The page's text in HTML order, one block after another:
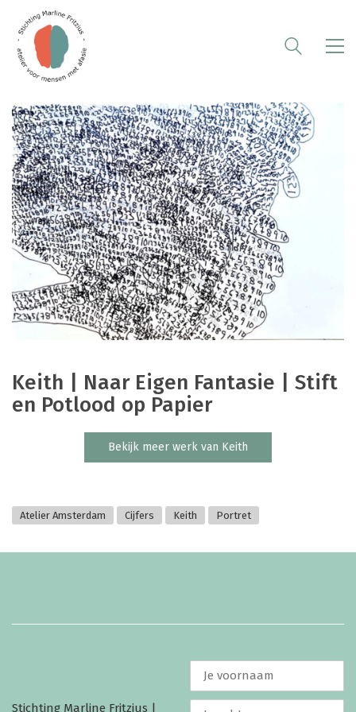
Keith | Naar Eigen Fantasie | Stift
en Potlood op Papier
Bekijk meer werk van Keith
Atelier Amsterdam Cijfers Keith Portret
Stichting Marline Fritzius |